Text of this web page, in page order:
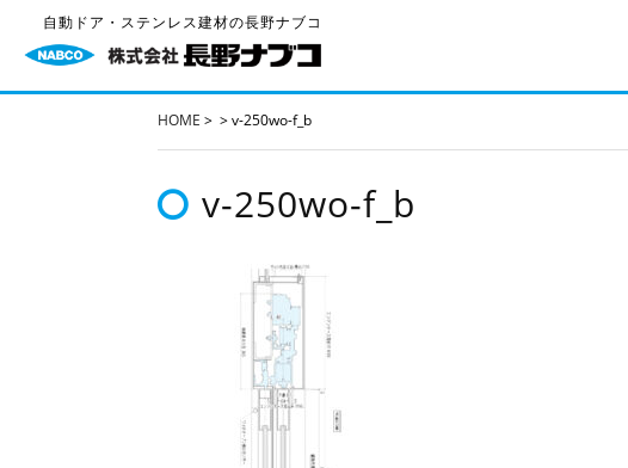
自動ドア・ステンレス建材の長野ナブコ
HOME > >v-250wo-f_b
v-250wo-f_b